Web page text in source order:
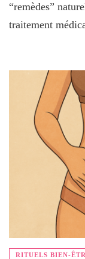
“remèdes”
traitement
RITUELS BIEN-